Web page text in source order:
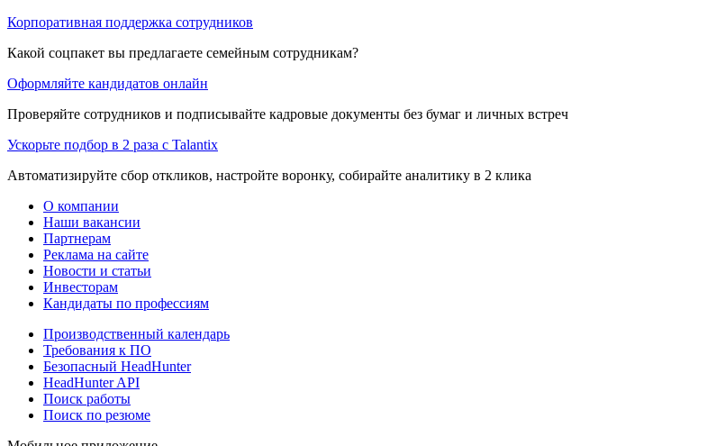
Корпоративная поддержка сотрудников
Какой соцпакет вы предлагаете семейным сотрудникам?
Оформляйте кандидатов онлайн
Проверяйте сотрудников и подписывайте кадровые документы без бумаг и личных встреч
Ускорьте подбор в 2 раза с Talantix
Автоматизируйте сбор откликов, настройте воронку, собирайте аналитику в 2 клика
О компании
Наши вакансии
Партнерам
Реклама на сайте
Новости и статьи
Инвесторам
Кандидаты по профессиям
Производственный календарь
Требования к ПО
Безопасный HeadHunter
HeadHunter API
Поиск работы
Поиск по резюме